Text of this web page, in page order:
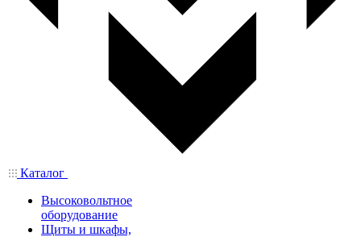
Каталог
Высоковольтное
оборудование
Щиты и шкафы,